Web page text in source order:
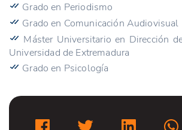
Grado en Periodismo
Grado en Comunicación Audiovisual
Máster Universitario en Dirección
Universidad de Extremadura
Grado en Psicología